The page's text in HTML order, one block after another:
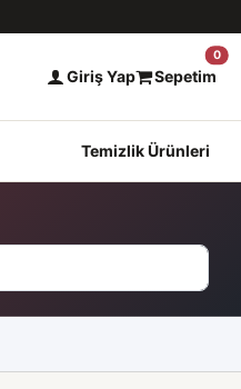
Giriş Yap Sepetim
0
Temizlik Ürünleri